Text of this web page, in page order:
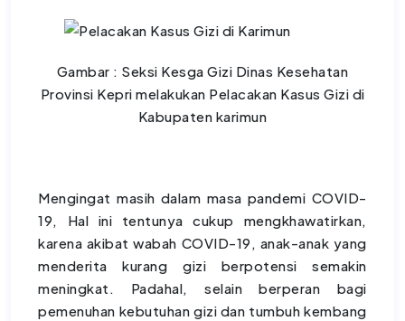
Gambar : Seksi Kesga Gizi Dinas Kesehatan
Provinsi Kepri melakukan Pelacakan Kasus Gizi di
Kabupaten karimun
Mengingat masih dalam masa pandemi COVID-
19, Hal ini tentunya cukup mengkhawatirkan,
karena akibat wabah COVID-19, anak-anak yang
menderita kurang gizi berpotensi semakin
meningkat. Padahal, selain berperan bagi
pemenuhan kebutuhan gizi dan tumbuh kembang